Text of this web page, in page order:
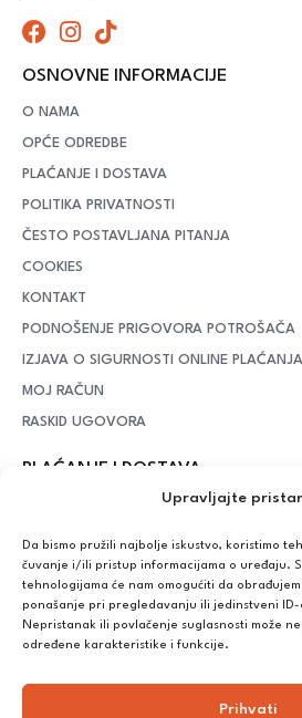
Upravljajte
Da bismo pružili najbolje iskustvo, koristimo
čuvanje i/ili pristup informacijama o uređaju.
tehnologijama će nam omogućiti da
ponašanje pri pregledavanju ili jedinstveni
Nepristanak ili povlačenje suglasnosti može
određene karakteristike i funkcije.
Prihvati
OSNOVNE INFORMACIJE
O NAMA
OPĆE ODREDBE
PLAĆANJE I DOSTAVA
POLITIKA PRIVATNOSTI
ČESTO POSTAVLJANA PITANJA
COOKIES
KONTAKT
PODNOŠENJE PRIGOVORA POTROŠAČA
IZJAVA O SIGURNOSTI ONLINE PLAĆANJA
MOJ RAČUN
RASKID UGOVORA
PLAĆANJE I DOSTAVA
– iznad potrošenih
Plaćanje:
Bankovna transakcija, plaćanje prilikom